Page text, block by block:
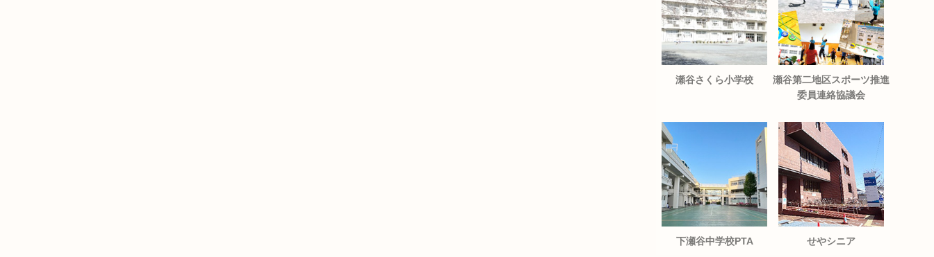
瀬谷さくら小学校
瀬谷第二地区スポーツ推進
委員連絡協議会
下瀬谷中学校PTA せやシニア